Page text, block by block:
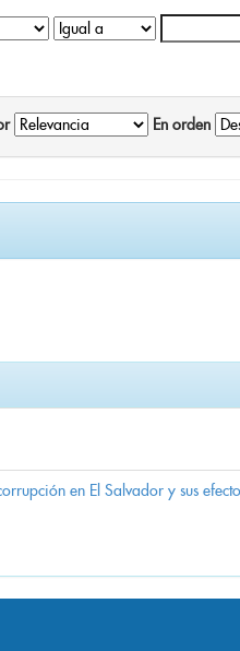
En orden
en El Salvador y sus